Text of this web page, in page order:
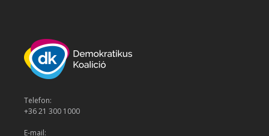
Telefon:
+36 21 300 1000
E-mail: